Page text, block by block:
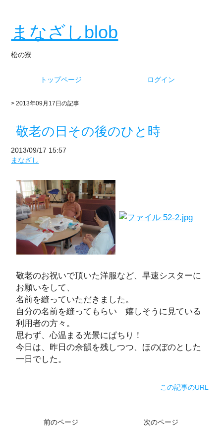
まなざしblob
松の寮
トップページ ログイン
> 2013年09月17日の記事
敬老の日その後のひと時
2013/09/17 15:57
まなざし
敬老のお祝いで頂いた洋服など、早速シスターに
お願いをして、
名前を縫っていただきました。
自分の名前を縫ってもらい 嬉しそうに見ている
利用者の方々。
思わず、心温まる光景にぱちり！
今日は、昨日の余韻を残しつつ、ほのぼのとした
一日でした。
この記事のURL
前のページ 次のページ